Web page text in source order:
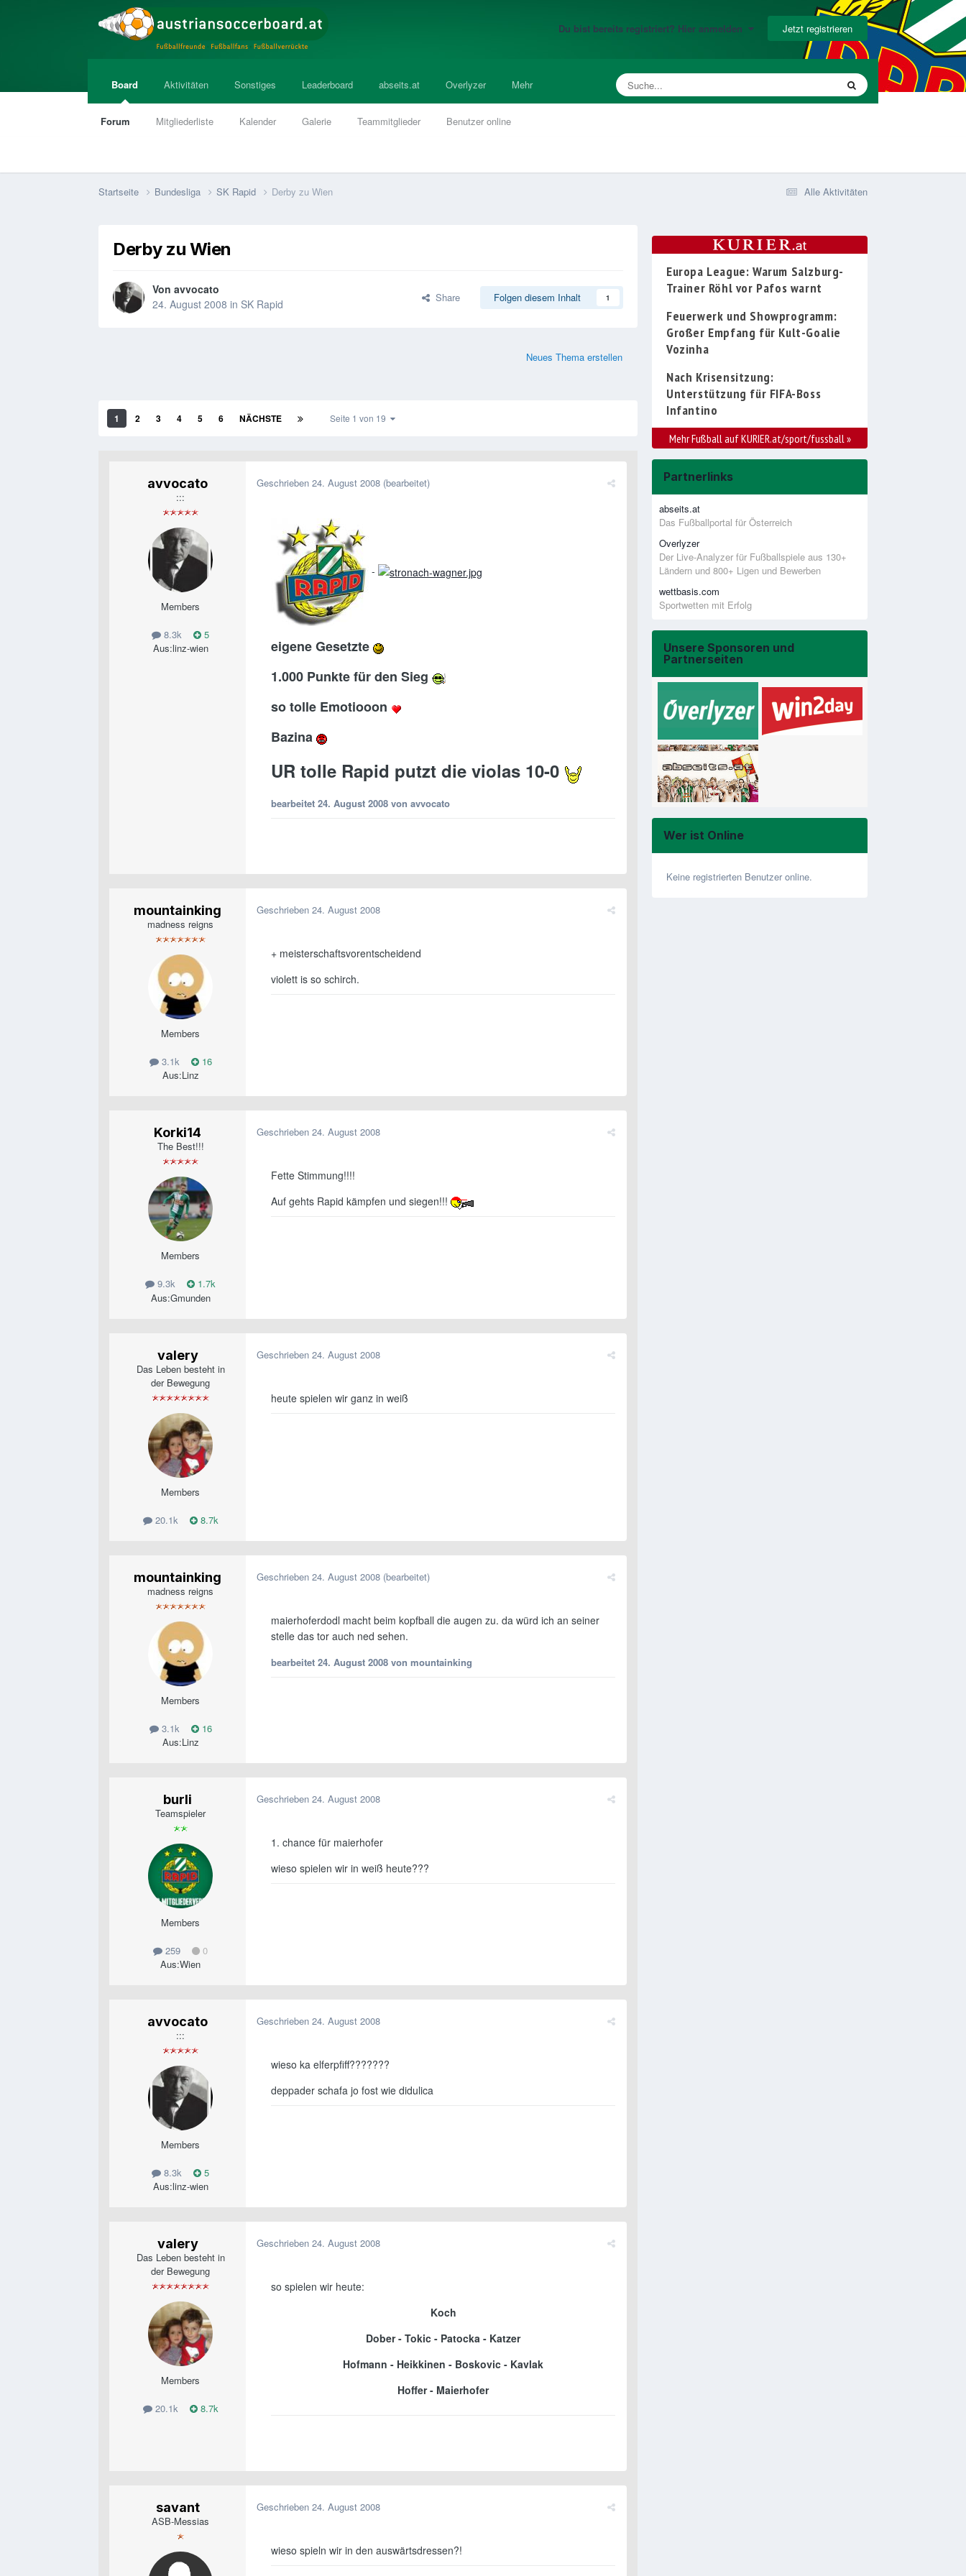
Du bist bereits registriert? Hier anmelden Jetzt registrieren
Board
Forum Mitgliederliste Kalender Galerie Teammitglieder Benutzer online
Aktivitäten Sonstiges Leaderboard abseits.at Overlyzer Mehr
Alle Aktivitäten
Startseite Bundesliga SK Rapid Derby zu Wien
Derby zu Wien
Von avvocato
24. August 2008 in SK Rapid Share Folgen diesem Inhalt 1
Neues Thema erstellen
1 2 3 4 5 6 NÄCHSTE Seite 1 von 19
avvocato
:::
Members
8.3k
5
Aus:linz-wien
Geschrieben 24. August 2008 (bearbeitet)
-
eigene Gesetzte
1.000 Punkte für den Sieg
so tolle Emotiooon
Bazina
UR tolle Rapid putzt die violas 10-0
bearbeitet 24. August 2008 von avvocato
mountainking
madness reigns
Members
3.1k
16
Aus:Linz
Geschrieben 24. August 2008
+ meisterschaftsvorentscheidend
violett is so schirch.
Korki14
The Best!!!
Members
9.3k
1.7k
Aus:Gmunden
Geschrieben 24. August 2008
Fette Stimmung!!!!
Auf gehts Rapid kämpfen und siegen!!!
valery
Das Leben besteht in
der Bewegung
Members
20.1k 8.7k
Geschrieben 24. August 2008
heute spielen wir ganz in weiß
mountainking
madness reigns
Members
3.1k
16
Aus:Linz
Geschrieben 24. August 2008 (bearbeitet)
maierhoferdodl macht beim kopfball die augen zu. da würd ich an seiner
stelle das tor auch ned sehen.
bearbeitet 24. August 2008 von mountainking
burli
Teamspieler
Members
259
0
Aus:Wien
Geschrieben 24. August 2008
1. chance für maierhofer
wieso spielen wir in weiß heute???
avvocato
:::
Members
8.3k
5
Aus:linz-wien
Geschrieben 24. August 2008
wieso ka elferpfiff???????
deppader schafa jo fost wie didulica
valery
Das Leben besteht in
der Bewegung
Members
20.1k 8.7k
Geschrieben 24. August 2008
so spielen wir heute:
Koch
Dober - Tokic - Patocka - Katzer
Hofmann - Heikkinen - Boskovic - Kavlak
Hoffer - Maierhofer
savant
ASB-Messias
Geschrieben 24. August 2008
wieso spieln wir in den auswärtsdressen?!
Europa League: Warum Salzburg-
Trainer Röhl vor Pafos warnt
Feuerwerk und Showprogramm:
Großer Empfang für Kult-Goalie
Vozinha
Nach Krisensitzung:
Unterstützung für FIFA-Boss
Infantino
Mehr Fußball auf KURIER.at/sport/fussball »
Partnerlinks
abseits.at
Das Fußballportal für Österreich
Overlyzer
Der Live-Analyzer für Fußballspiele aus 130+
Ländern und 800+ Ligen und Bewerben
wettbasis.com
Sportwetten mit Erfolg
Unsere Sponsoren und
Partnerseiten
Wer ist Online
Keine registrierten Benutzer online.